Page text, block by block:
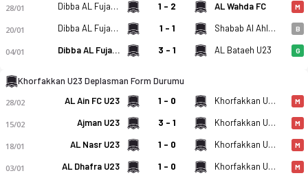
28/01 Dibba AL Fujairah U23 1 - 2 AL Wahda FC M
20/01 Dibba AL Fujairah U23 1 - 1 Shabab Al Ahli U23 B
04/01 Dibba AL Fujairah U23 3 - 1 AL Bataeh U23 G
Khorfakkan U23 Deplasman Form Durumu
28/02 AL Ain FC U23 1 - 0 Khorfakkan U23 M
15/02 Ajman U23 3 - 1 Khorfakkan U23 M
18/01 AL Nasr U23 1 - 0 Khorfakkan U23 M
03/01 AL Dhafra U23 1 - 0 Khorfakkan U23 M